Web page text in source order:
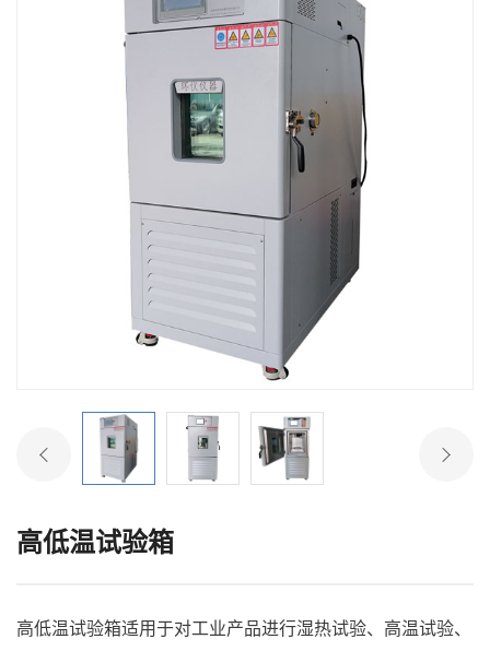
高低温试验箱
高低温试验箱适用于对工业产品进行湿热试验、高温试验、